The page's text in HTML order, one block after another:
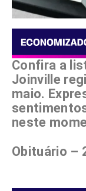
Confira a
Joinville
maio.
neste
Obituário –